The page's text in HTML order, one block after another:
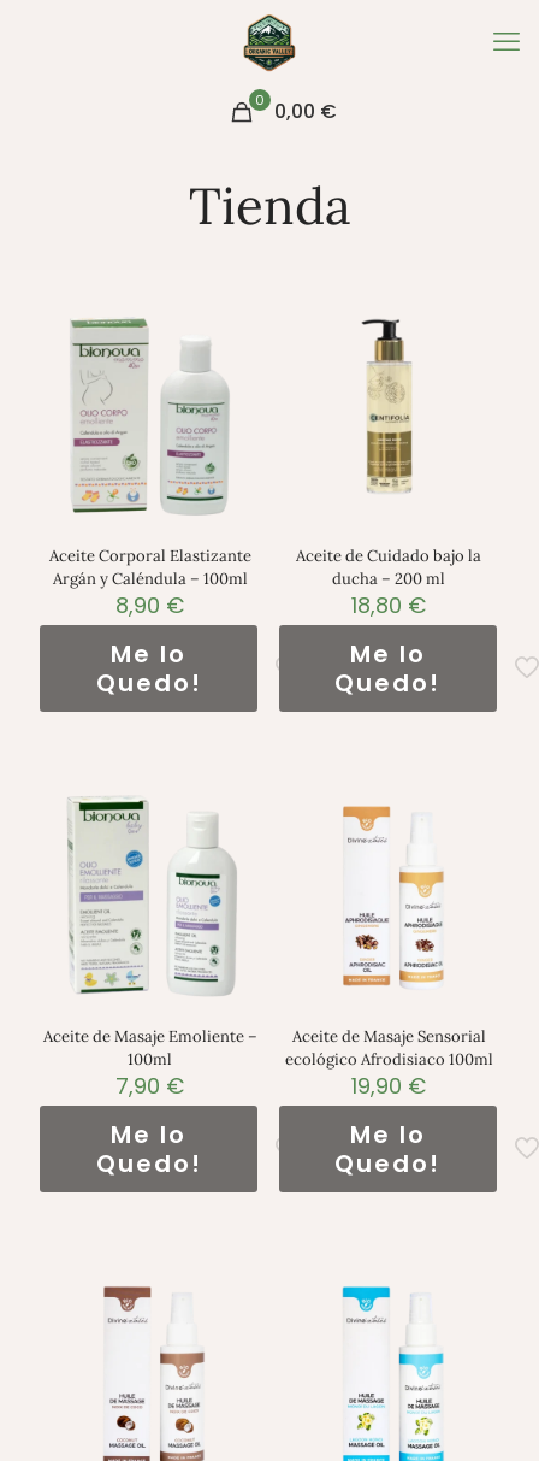
0 0,00 €
Tienda
Aceite Corporal Elastizante
Argán y Caléndula – 100ml
8,90 €
Me lo
Quedo!
Aceite de Cuidado bajo la
ducha – 200 ml
18,80 €
Me lo
Quedo!
Aceite de Masaje Emoliente –
100ml
7,90 €
Me lo
Quedo!
Aceite de Masaje Sensorial
ecológico Afrodisiaco 100ml
19,90 €
Me lo
Quedo!